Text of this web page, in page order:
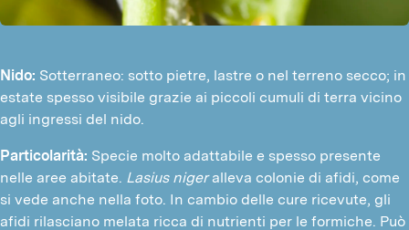
Nido: Sotterraneo: sotto pietre, lastre o nel terreno secco; in
estate spesso visibile grazie ai piccoli cumuli di terra vicino
agli ingressi del nido.
Particolarità: Specie molto adattabile e spesso presente
nelle aree abitate. Lasius nigeralleva colonie di afidi, come
si vede anche nella foto. In cambio delle cure ricevute, gli
afidi rilasciano melata ricca di nutrienti per le formiche. Può